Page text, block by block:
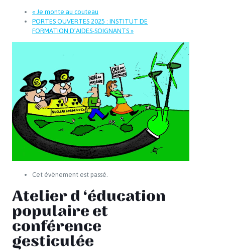
« Je monte au couteau
PORTES OUVERTES 2025 : INSTITUT DE
FORMATION D’AIDES-SOIGNANTS »
Cet évènement est passé.
Atelier d ‘éducation
populaire et
conférence
gesticulée